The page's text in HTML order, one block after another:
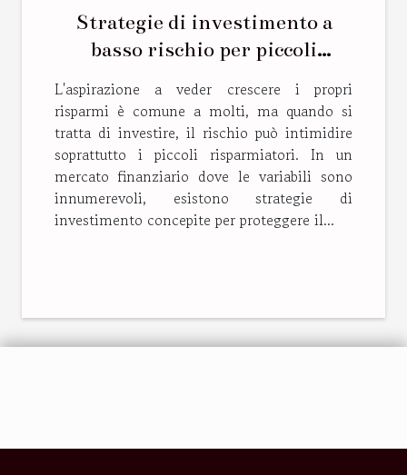
Strategie di investimento a
basso rischio per piccoli
L'aspirazione a veder crescere i propri
risparmi è comune a molti, ma quando si
tratta di investire, il rischio può intimidire
soprattutto i piccoli risparmiatori. In un
mercato finanziario dove le variabili sono
innumerevoli, esistono strategie di
investimento concepite per proteggere il...